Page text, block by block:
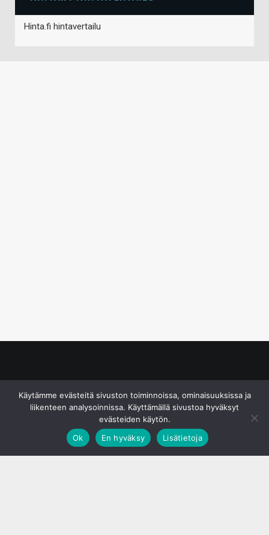
Hinta.fi hintavertailu
Käytämme evästeitä sivuston toiminnoissa, ominaisuuksissa ja
liikenteen analysoinnissa. Käyttämällä sivustoa hyväksyt
evästeiden käytön.
Ok
En hyväksy Lisätietoja